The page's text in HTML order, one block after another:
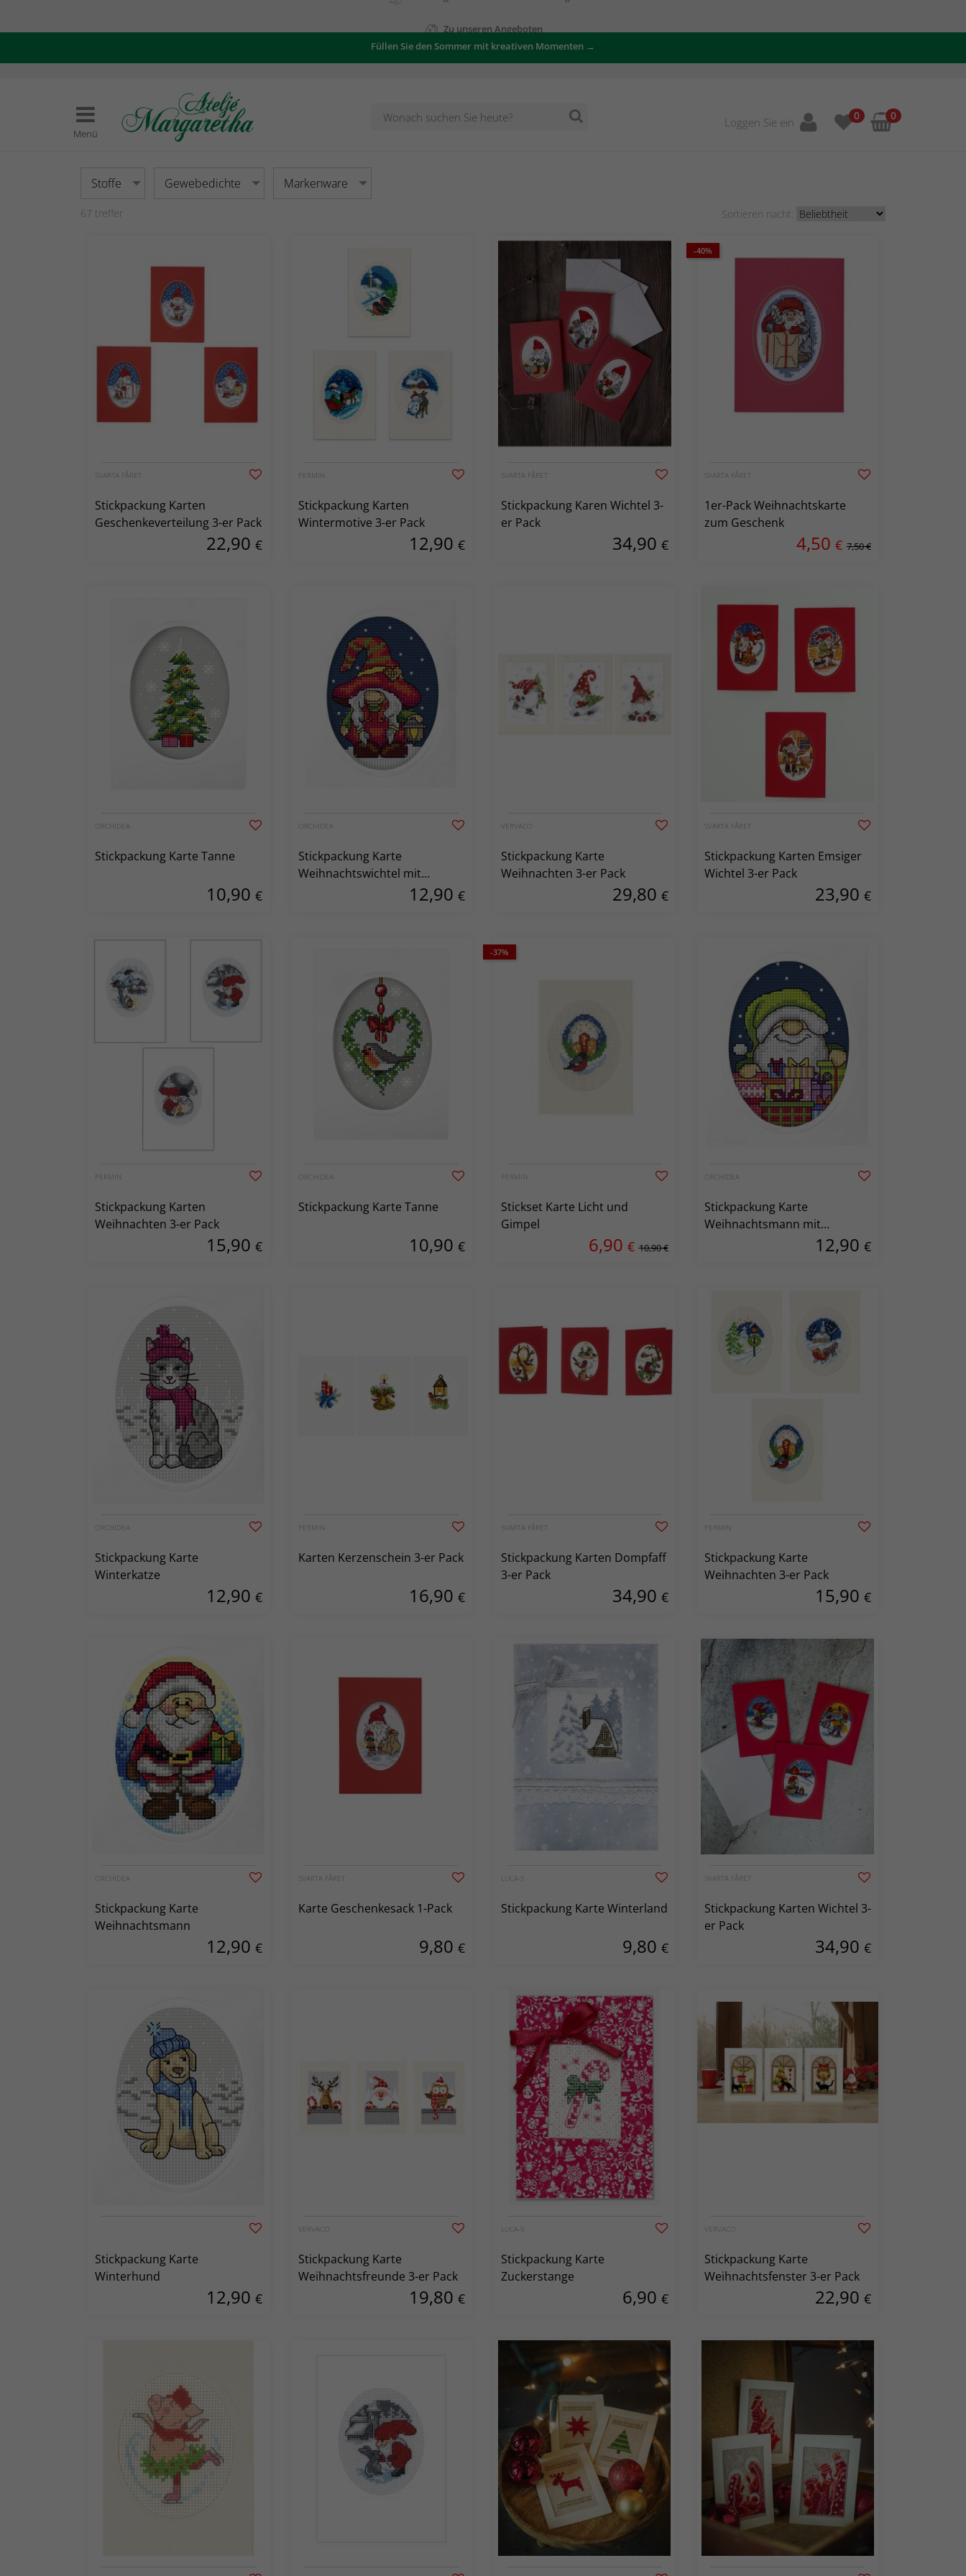
Füllen Sie den Sommer mit kreativen Momenten →
Menü
Loggen Sie ein 0 0
Stoffe Gewebedichte Markenware
67 treffer Sortieren nacht:
SVARTA FÅRET
Stickpackung Karten
Geschenkeverteilung 3-er Pack
22,90 €
PERMIN
Stickpackung Karten
Wintermotive 3-er Pack
12,90 €
SVARTA FÅRET
Stickpackung Karen Wichtel 3-
er Pack
34,90 €
-40%
SVARTA FÅRET
1er-Pack Weihnachtskarte
zum Geschenk
4,50 € 7,50 €
ORCHIDEA
Stickpackung Karte Tanne
10,90 €
ORCHIDEA
Stickpackung Karte
Weihnachtswichtel mit
12,90 €
VERVACO
Stickpackung Karte
Weihnachten 3-er Pack
29,80 €
SVARTA FÅRET
Stickpackung Karten Emsiger
Wichtel 3-er Pack
23,90 €
PERMIN
Stickpackung Karten
Weihnachten 3-er Pack
15,90 €
ORCHIDEA
Stickpackung Karte Tanne
10,90 €
-37%
PERMIN
Stickset Karte Licht und
Gimpel
6,90 € 10,90 €
ORCHIDEA
Stickpackung Karte
Weihnachtsmann mit
12,90 €
ORCHIDEA
Stickpackung Karte
Winterkatze
12,90 €
PERMIN
Karten Kerzenschein 3-er Pack
16,90 €
SVARTA FÅRET
Stickpackung Karten Dompfaff
3-er Pack
34,90 €
PERMIN
Stickpackung Karte
Weihnachten 3-er Pack
15,90 €
ORCHIDEA
Stickpackung Karte
Weihnachtsmann
12,90 €
SVARTA FÅRET
Karte Geschenkesack 1-Pack
9,80 €
LUCA-S
Stickpackung Karte Winterland
9,80 €
SVARTA FÅRET
Stickpackung Karten Wichtel 3-
er Pack
34,90 €
Stickpackung Karte
Winterhund
12,90 €
VERVACO
Stickpackung Karte
Weihnachtsfreunde 3-er Pack
19,80 €
LUCA-S
Stickpackung Karte
Zuckerstange
6,90 €
VERVACO
Stickpackung Karte
Weihnachtsfenster 3-er Pack
22,90 €